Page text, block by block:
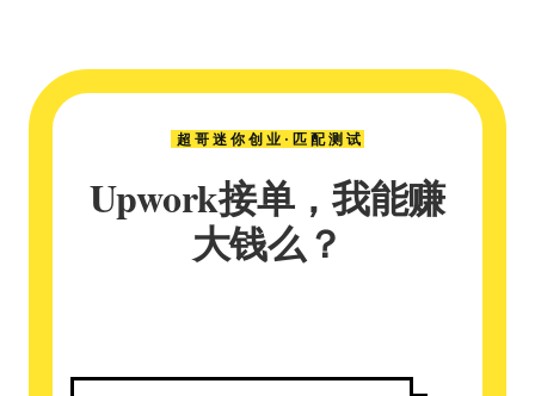
超哥迷你创业·匹配测试
Upwork接单，我能赚
大钱么？